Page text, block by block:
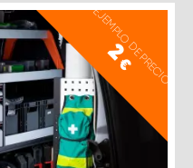
EJEMPLO DE PRECIO
2
€